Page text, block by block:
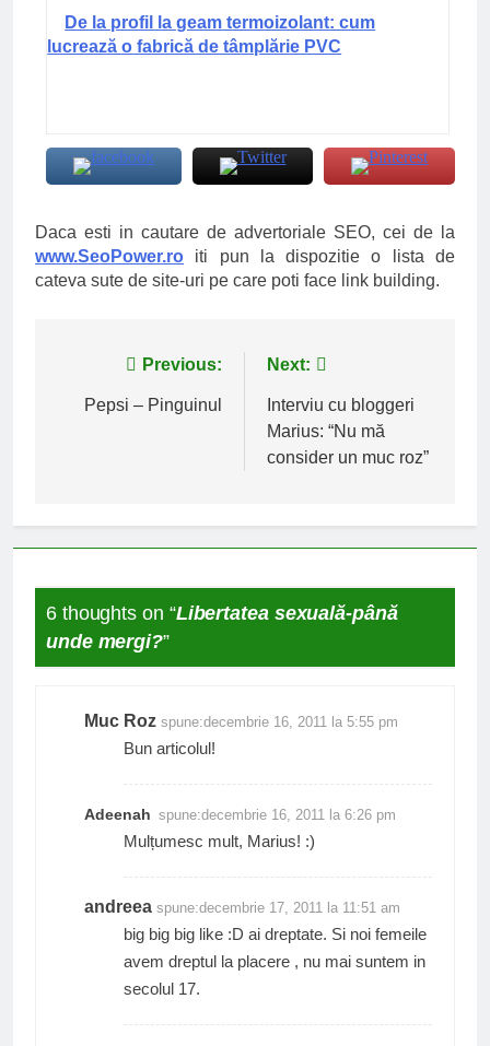
De la profil la geam termoizolant: cum
lucrează o fabrică de tâmplărie PVC
Daca esti in cautare de advertoriale SEO, cei de la
www.SeoPower.ro iti pun la dispozitie o lista de
cateva sute de site-uri pe care poti face link building.
NavigarePrevious:
Pepsi – Pinguinul
Next:
Interviu cu bloggeri
Marius: “Nu mă
consider un muc roz”
6 thoughts on “Libertatea sexuală-până
unde mergi?”
Muc Roz spune:decembrie 16, 2011 la 5:55 pm
Bun articolul!
Adeenah spune:decembrie 16, 2011 la 6:26 pm
Mulțumesc mult, Marius! :)
andreea spune:decembrie 17, 2011 la 11:51 am
big big big like :D ai dreptate. Si noi femeile
avem dreptul la placere , nu mai suntem in
secolul 17.